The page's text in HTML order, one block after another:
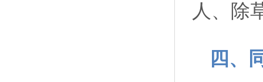
人、除
四、